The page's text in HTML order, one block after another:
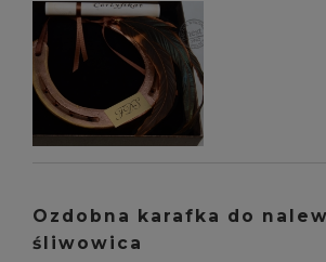
Ozdobna karafka do
śliwowica